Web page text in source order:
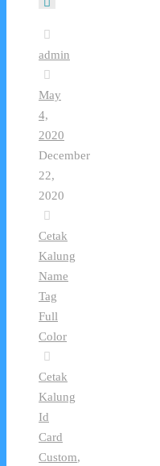
admin
May
4,
2020
December
22,
2020
Cetak
Kalung
Name
Tag
Full
Color
Cetak
Kalung
Id
Card
Custom,